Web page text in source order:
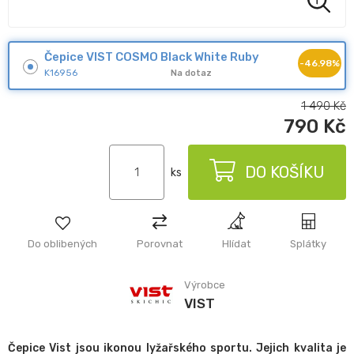
Výrobce
VIST
Do oblibených Porovnat Hlídat Splátky
Čepice VIST COSMO Black White Ruby
K16956 Na dotaz
-46.98%
1 490Kč
790 Kč
ks DO KOŠÍKU
Čepice Vist jsou ikonou lyžařského sportu. Jejich kvalita je